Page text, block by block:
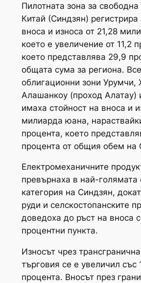
Пилотната зона за
Китай (Синдзян) регистрира
вноса и износа от 21,28
което е увеличение от 11,2
което представлява 29,9
общата сума за региона.
облигационни зони Урумчи,
Алашанкоу (проход Алатау)
имаха стойност на вноса и
милиарда юана,
процента, което
процента от общия обем на
Електромеханичните
превърнаха в най-голямата
категория на Синдзян,
руди и селскостопанските
доведоха до ръст на вноса
процентни пункта.
Износът чрез
търговия се е увеличил със
процента. Вносът през